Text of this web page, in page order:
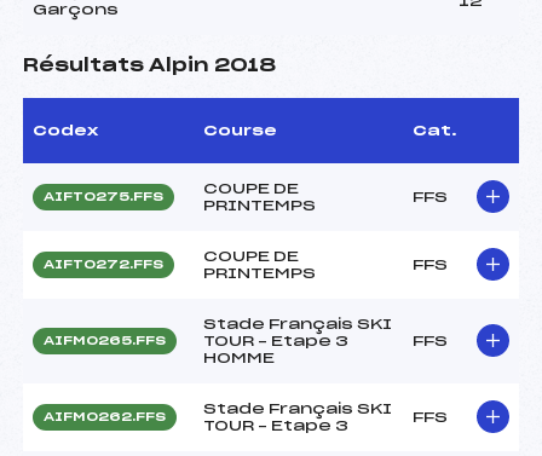
Garçons
Résultats Alpin 2018
Codex Course Cat.
AIFT0275.FFS
COUPE DE
PRINTEMPS
FFS
AIFT0272.FFS
COUPE DE
PRINTEMPS
FFS
AIFM0265.FFS
Stade Français SKI
TOUR – Etape 3
HOMME
FFS
AIFM0262.FFS
Stade Français SKI
TOUR – Etape 3
FFS